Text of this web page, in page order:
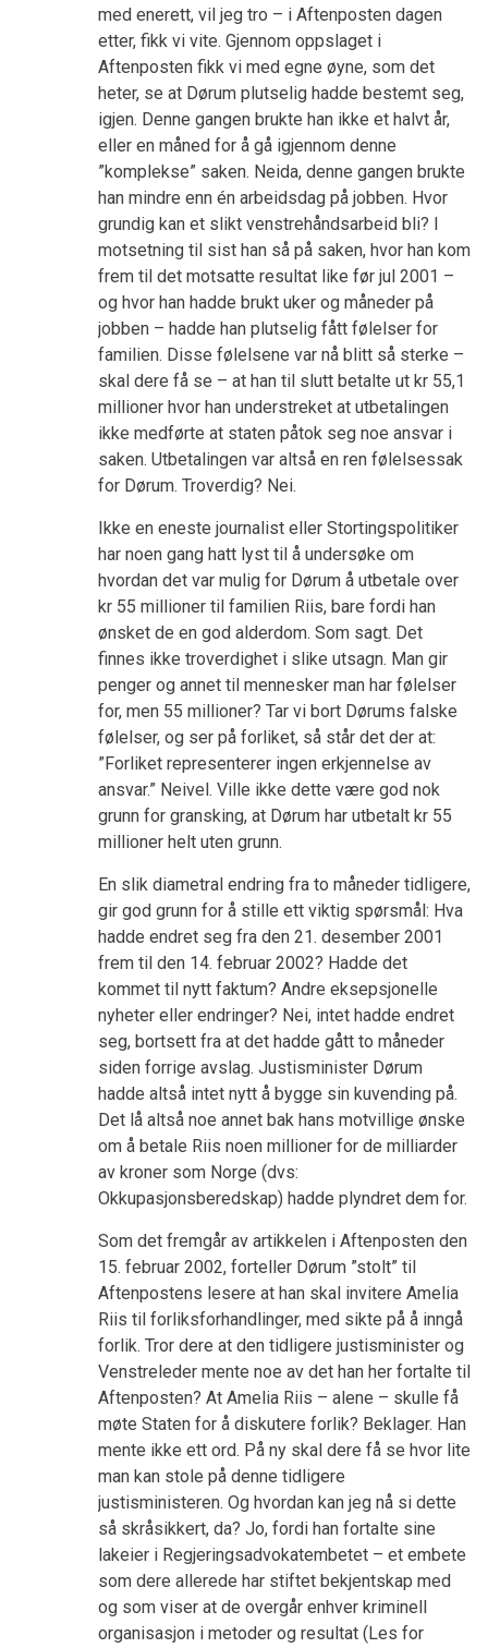
med enerett, vil jeg tro – i Aftenposten dagen
etter, fikk vi vite. Gjennom oppslaget i
Aftenposten fikk vi med egne øyne, som det
heter, se at Dørum plutselig hadde bestemt seg,
igjen. Denne gangen brukte han ikke et halvt år,
eller en måned for å gå igjennom denne
”komplekse” saken. Neida, denne gangen brukte
han mindre enn én arbeidsdag på jobben. Hvor
grundig kan et slikt venstrehåndsarbeid bli? I
motsetning til sist han så på saken, hvor han kom
frem til det motsatte resultat like før jul 2001 –
og hvor han hadde brukt uker og måneder på
jobben – hadde han plutselig fått følelser for
familien. Disse følelsene var nå blitt så sterke –
skal dere få se – at han til slutt betalte ut kr 55,1
millioner hvor han understreket at utbetalingen
ikke medførte at staten påtok seg noe ansvar i
saken. Utbetalingen var altså en ren følelsessak
for Dørum. Troverdig? Nei.
Ikke en eneste journalist eller Stortingspolitiker
har noen gang hatt lyst til å undersøke om
hvordan det var mulig for Dørum å utbetale over
kr 55 millioner til familien Riis, bare fordi han
ønsket de en god alderdom. Som sagt. Det
finnes ikke troverdighet i slike utsagn. Man gir
penger og annet til mennesker man har følelser
for, men 55 millioner? Tar vi bort Dørums falske
følelser, og ser på forliket, så står det der at:
”Forliket representerer ingen erkjennelse av
ansvar.” Neivel. Ville ikke dette være god nok
grunn for gransking, at Dørum har utbetalt kr 55
millioner helt uten grunn.
En slik diametral endring fra to måneder tidligere,
gir god grunn for å stille ett viktig spørsmål: Hva
hadde endret seg fra den 21. desember 2001
frem til den 14. februar 2002? Hadde det
kommet til nytt faktum? Andre eksepsjonelle
nyheter eller endringer? Nei, intet hadde endret
seg, bortsett fra at det hadde gått to måneder
siden forrige avslag. Justisminister Dørum
hadde altså intet nytt å bygge sin kuvending på.
Det lå altså noe annet bak hans motvillige ønske
om å betale Riis noen millioner for de milliarder
av kroner som Norge (dvs:
Okkupasjonsberedskap) hadde plyndret dem for.
Som det fremgår av artikkelen i Aftenposten den
15. februar 2002, forteller Dørum ”stolt” til
Aftenpostens lesere at han skal invitere Amelia
Riis til forliksforhandlinger, med sikte på å inngå
forlik. Tror dere at den tidligere justisminister og
Venstreleder mente noe av det han her fortalte til
Aftenposten? At Amelia Riis – alene – skulle få
møte Staten for å diskutere forlik? Beklager. Han
mente ikke ett ord. På ny skal dere få se hvor lite
man kan stole på denne tidligere
justisministeren. Og hvordan kan jeg nå si dette
så skråsikkert, da? Jo, fordi han fortalte sine
lakeier i Regjeringsadvokatembetet – et embete
som dere allerede har stiftet bekjentskap med
og som viser at de overgår enhver kriminell
organisasjon i metoder og resultat (Les for